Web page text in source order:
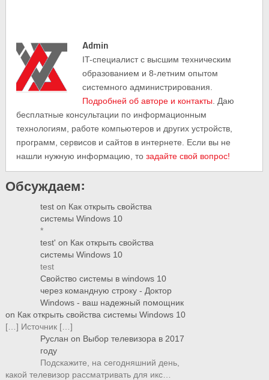
Admin
IT-cпециалист с высшим техническим
образованием и 8-летним опытом
системного администрирования.
Подробней об авторе и контакты . Даю
бесплатные консультации по информационным
технологиям, работе компьютеров и других устройств,
программ, сервисов и сайтов в интернете. Если вы не
нашли нужную информацию, тозадайте свой вопрос!
Обсуждаем:
test on Как открыть свойства
системы Windows 10
*
test' on Как открыть свойства
системы Windows 10
test
Свойство системы в windows 10
через командную строку - Доктор
Windows - ваш надежный помощник
on Как открыть свойства системы Windows 10
[…] Источник […]
Руслан on Выбор телевизора в 2017
году
Подскажите, на сегодняшний день,
какой телевизор рассматривать для икс…